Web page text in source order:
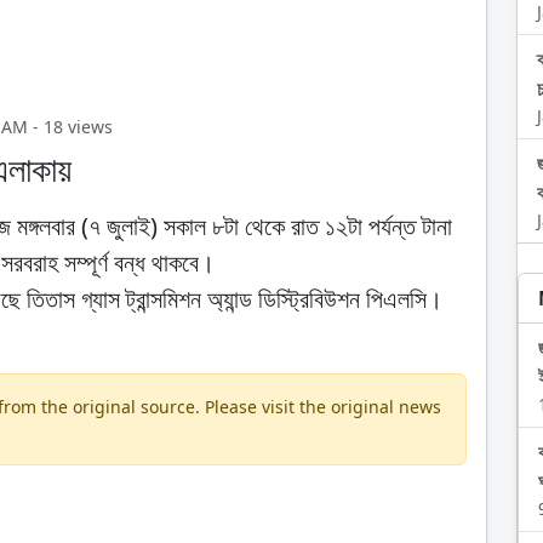
- 18 views
(৭ জুলাই) সকাল ৮টা থেকে রাত ১২টা পর্যন্ত টানা
সম্পূর্ণ বন্ধ থাকবে।
গ্যাস ট্রান্সমিশন অ্যান্ড ডিস্ট্রিবিউশন পিএলসি।
the original source. Please visit the original news